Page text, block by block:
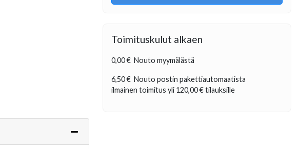
Toimituskulut alkaen
0,00 € Nouto myymälästä
6,50 € Nouto postin pakettiautomaatista
ilmainen toimitus yli 120,00 €tilauksille